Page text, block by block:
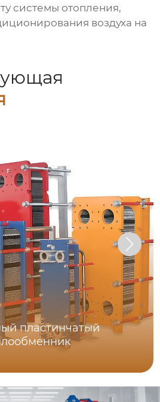
системы отопления,
воздуха на
пластинчатый